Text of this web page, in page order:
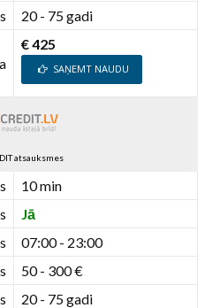
20 - 75 gadi
€ 425
SAŅEMT NAUDU
atsauksmes
10 min
Jā
07:00 - 23:00
50 - 300 €
20 - 75 gadi